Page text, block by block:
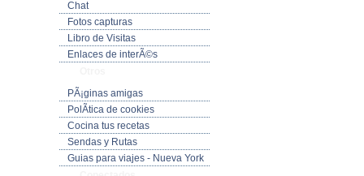
Chat
Fotos capturas
Libro de Visitas
Enlaces de interÃ©s
PÃ¡ginas amigas
PolÃ­tica de cookies
Cocina tus recetas
Sendas y Rutas
Guias para viajes - Nueva York